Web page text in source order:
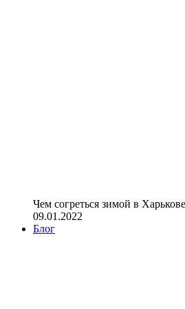
Чем согреться зимой в
09.01.2022
Блог